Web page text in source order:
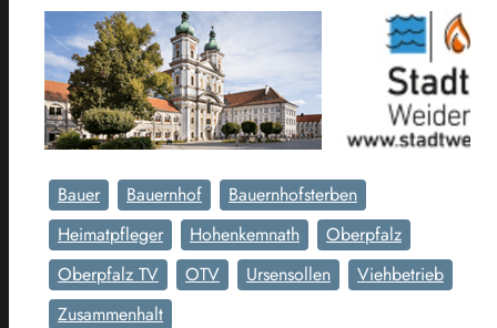
Bauer Bauernhof
Bauernhofsterben
Heimatpfleger
Hohenkemnath
Oberpfalz
Oberpfalz TV
OTV Ursensollen
Viehbetrieb
Zusammenhalt